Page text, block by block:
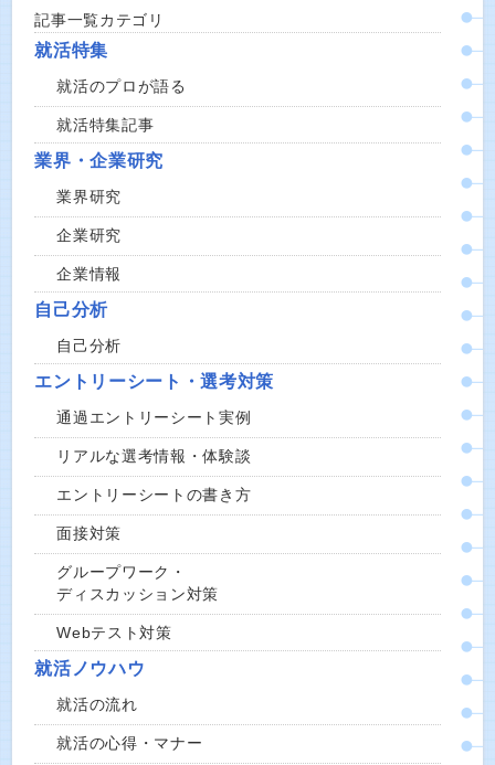
記事一覧カテゴリ
就活特集
就活のプロが語る
就活特集記事
業界・企業研究
業界研究
企業研究
企業情報
自己分析
自己分析
エントリーシート・選考対策
通過エントリーシート実例
リアルな選考情報・体験談
エントリーシートの書き方
面接対策
グループワーク・
ディスカッション対策
Webテスト対策
就活ノウハウ
就活の流れ
就活の心得・マナー